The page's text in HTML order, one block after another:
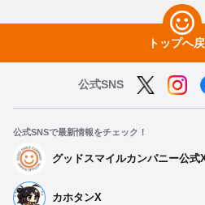
トップへ
公式SNS
公式SNSで最新情報をチェック！
グッドスマイルカンパニー公式
カホタンX